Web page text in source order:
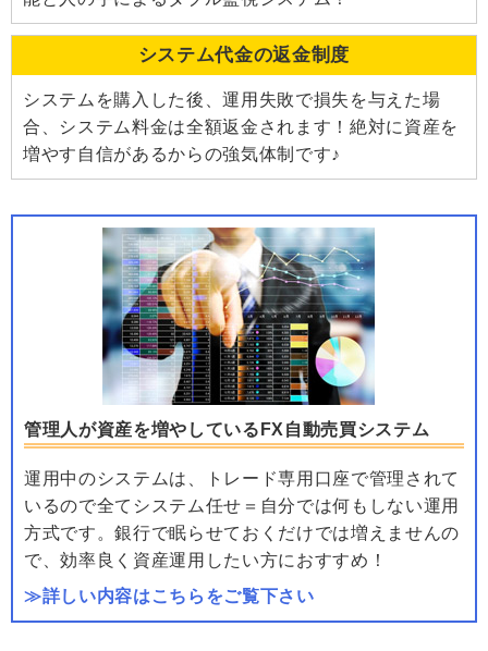
システム代金の返金制度
システムを購入した後、運用失敗で損失を与えた場
合、システム料金は全額返金されます！絶対に資産を
増やす自信があるからの強気体制です♪
管理人が資産を増やしているFX自動売買システム
運用中のシステムは、トレード専用口座で管理されて
いるので全てシステム任せ＝自分では何もしない運用
方式です。銀行で眠らせておくだけでは増えませんの
で、効率良く資産運用したい方におすすめ！
≫詳しい内容はこちらをご覧下さい